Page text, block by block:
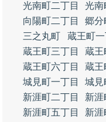
光南町二丁目
光南
向陽町二丁目
郷分
三之丸町
蔵王町一
蔵王町三丁目
蔵王
蔵王町六丁目
蔵王
城見町一丁目
城見
新涯町二丁目
新涯
新涯町五丁目
新涯